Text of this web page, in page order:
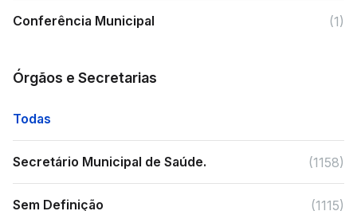
Conferência Municipal (1)
Órgãos e Secretarias
Todas
Secretário Municipal de Saúde. (1158)
Sem Definição (1115)